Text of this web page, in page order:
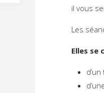
il vous
Les
Elles se